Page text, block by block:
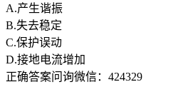
A.产生谐振
B.失去稳定
C.保护误动
D.接地电流增加
正确答案问询微信：424329